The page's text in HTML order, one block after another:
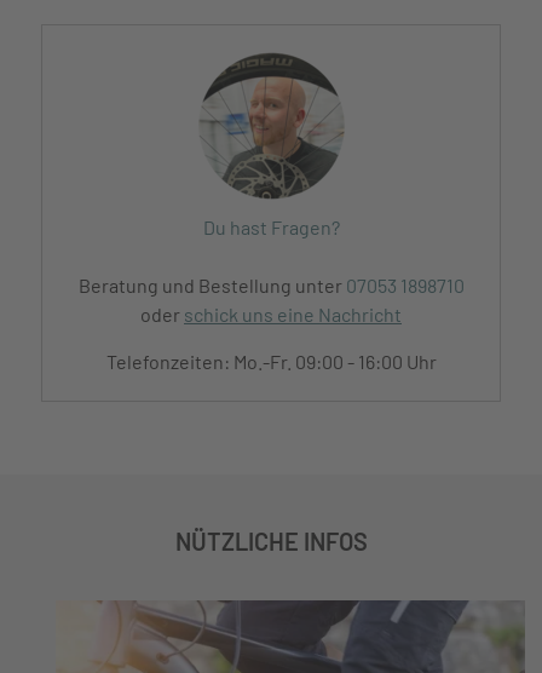
Du hast Fragen?
Beratung und Bestellung unter 07053 1898710
oder schick uns eine Nachricht
Telefonzeiten: Mo.-Fr. 09:00 - 16:00 Uhr
NÜTZLICHE INFOS